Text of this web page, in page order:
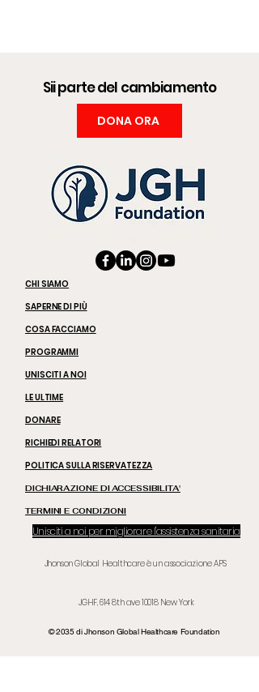
Sii parte del cambiamento
DONA ORA
CHI SIAMO
SAPERNE DI PIÙ
COSA FACCIAMO
PROGRAMMI
UNISCITI A NOI
LE ULTIME
DONARE
RICHIEDI RELATORI
POLITICA SULLA RISERVATEZZA
DICHIARAZIONE DI ACCESSIBILITA'
TERMINI E CONDIZIONI
Unisciti a noi per migliorare l'assistenza sanitaria
Jhonson Global Healthcare è un associazione APS
JGHF, 614 8th ave10018 NewYork
© 2035 di Jhonson Global Healthcare Foundation